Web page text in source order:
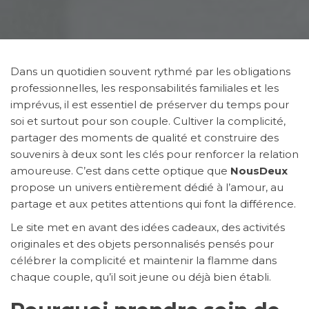
Dans un quotidien souvent rythmé par les obligations
professionnelles, les responsabilités familiales et les
imprévus, il est essentiel de préserver du temps pour
soi et surtout pour son couple. Cultiver la complicité,
partager des moments de qualité et construire des
souvenirs à deux sont les clés pour renforcer la relation
amoureuse. C’est dans cette optique que NousDeux
propose un univers entièrement dédié à l’amour, au
partage et aux petites attentions qui font la différence.
Le site met en avant des idées cadeaux, des activités
originales et des objets personnalisés pensés pour
célébrer la complicité et maintenir la flamme dans
chaque couple, qu’il soit jeune ou déjà bien établi.